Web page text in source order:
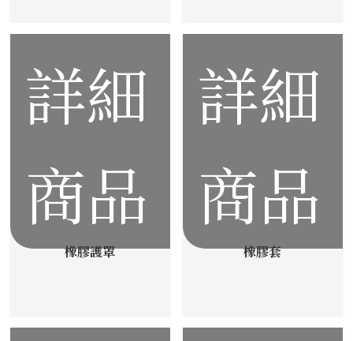
詳細
商品
橡膠護罩
詳細
商品
橡膠套